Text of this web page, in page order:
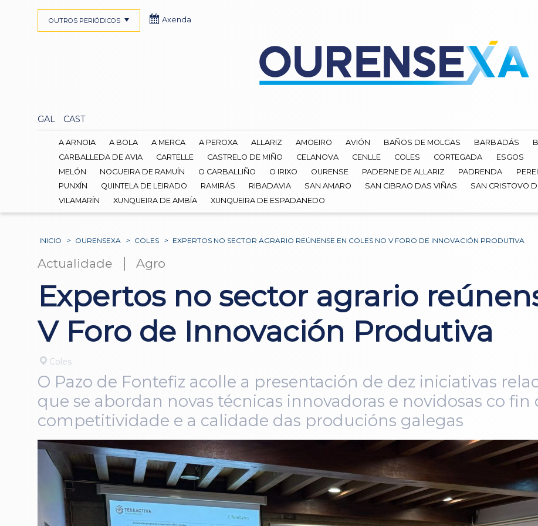
GAL CAST
OUTROS PERIÓDICOS Axenda
A ARNOIA A BOLA A MERCA A PEROXA ALLARIZ AMOEIRO AVIÓN BAÑOS DE MOLGAS BARBADÁS
CARBALLEDA DE AVIA
CARTELLE CASTRELO DE MIÑO CELANOVA CENLLE COLES CORTEGADA ESGOS
MELÓN
NOGUEIRA DE RAMUÍN O CARBALLIÑO O IRIXO OURENSE PADERNE DE ALLARIZ PADRENDA
PUNXÍN
QUINTELA DE LEIRADO RAMIRÁS RIBADAVIA SAN AMARO SAN CIBRAO DAS VIÑAS SAN CRISTOVO
VILAMARÍN
XUNQUEIRA DE AMBÍA XUNQUEIRA DE ESPADANEDO
INICIO > OURENSEXA > COLES > EXPERTOS NO SECTOR AGRARIO REÚNENSE EN COLES NO V FORO DE INNOVACIÓN PRODUTIVA
Actualidade | Agro
Expertos no sector agrario
V Foro de Innovación Produtiva
Coles
O Pazo de Fontefiz acolle a presentación de dez iniciativas
que se abordan novas técnicas innovadoras e novidosas co fin
competitividade e a calidade das producións galegas